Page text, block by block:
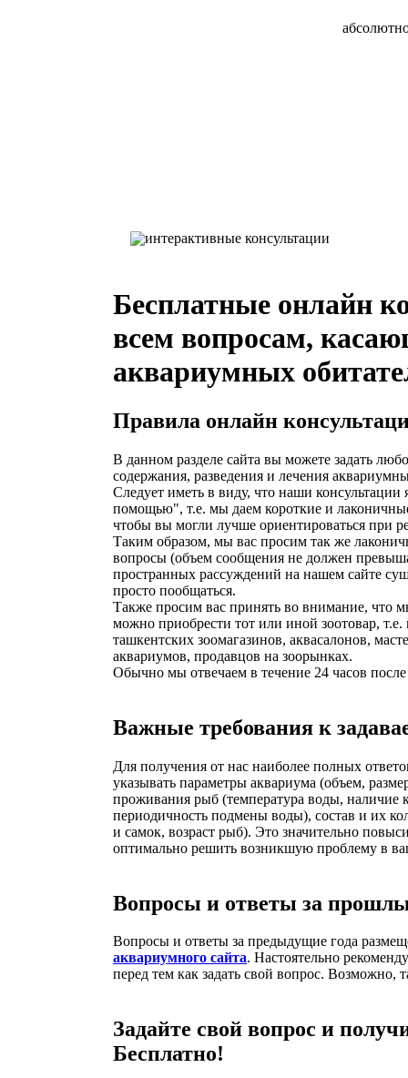
интерактивные консультации
Бесплатные онлайн
всем вопросам,
аквариумных
Правила онлайн
В данном разделе сайта вы можете задать
содержания, разведения и лечения
Следует иметь в виду, что наши консультации
помощью", т.е. мы даем короткие и
чтобы вы могли лучше ориентироваться при
Таким образом, мы вас просим так же
вопросы (объем сообщения не должен
пространных рассуждений на нашем сайте
просто пообщаться.
Также просим вас принять во внимание, что
можно приобрести тот или иной зоотовар,
ташкентских зоомагазинов, аквасалонов,
аквариумов, продавцов на зоорынках.
Обычно мы отвечаем в течение 24 часов
Важные требования к
Для получения от нас наиболее полных
указывать параметры аквариума (объем,
проживания рыб (температура воды, наличие
периодичность подмены воды), состав и их
и самок, возраст рыб). Это значительно
оптимально решить возникшую проблему в
Вопросы и ответы за
Вопросы и ответы за предыдущие года
аквариумного сайта. Настоятельно
перед тем как задать свой вопрос. Возможно,
Задайте свой вопрос и
Бесплатно!